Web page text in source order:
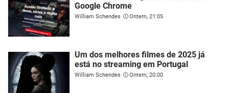
Google Chrome
William Schendes Ontem, 21:05
Um dos melhores filmes de 2025 já
está no streaming em Portugal
William Schendes Ontem, 20:00